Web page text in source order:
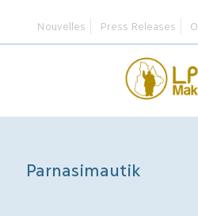
Nouvelles Press Releases
Parnasimautik